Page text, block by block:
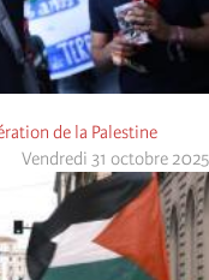
de la Palestine
Vendredi 31 octobre 2025